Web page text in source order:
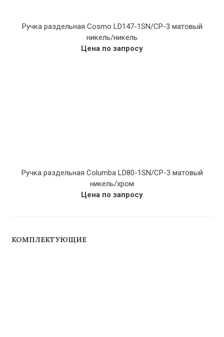
Ручка раздельная Cosmo LD147-1SN/CP-3 матовый
никель/никель
Цена по запросу
Ручка раздельная Columba LD80-1SN/CP-3 матовый
никель/хром
Цена по запросу
КОМПЛЕКТУЮЩИЕ